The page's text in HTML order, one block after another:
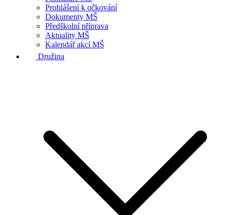
Prohlášení k očkování
Dokumenty MŠ
Předškolní příprava
Aktuality MŠ
Kalendář akcí MŠ
Družina